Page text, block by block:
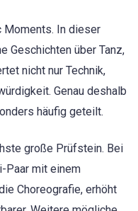
In dieser
Geschichten über Tanz,
nicht nur Technik,
Genau deshalb
häufig geteilt.
große Prüfstein. Bei
Paar mit einem
Choreografie, erhöht